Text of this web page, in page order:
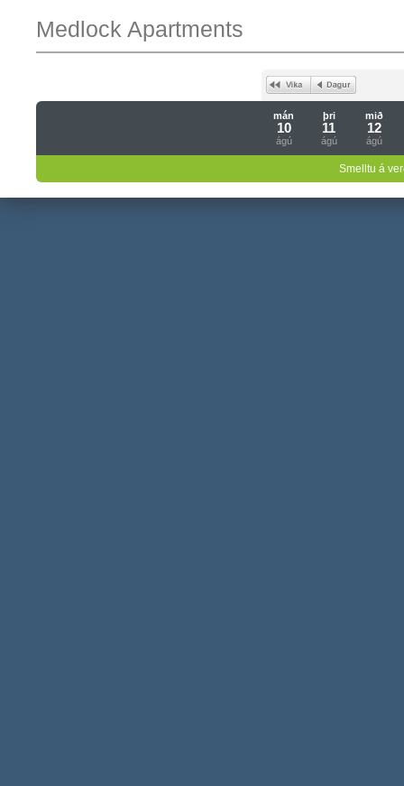
Medlock Apartments
mán
10
ágú
þri
11
ágú
mið
12
ágú
Smelltu á